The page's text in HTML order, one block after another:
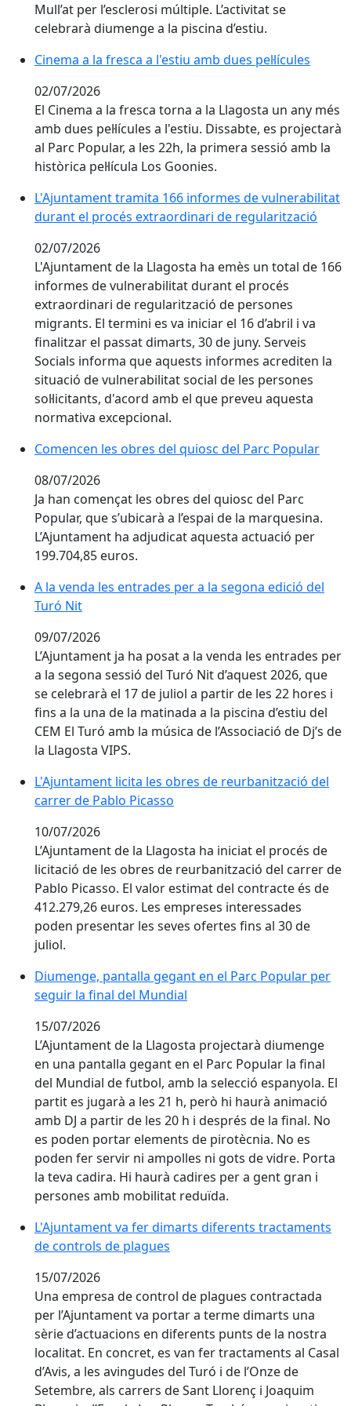
Mull’at per l’esclerosi múltiple. L’activitat se
celebrarà diumenge a la piscina d’estiu.
Cinema a la fresca a l'estiu amb dues pel·lícules
Cinema a la fresca a l'estiu amb dues pel·lícules
02/07/2026
El Cinema a la fresca torna a la Llagosta un any més
amb dues pel·lícules a l'estiu. Dissabte, es projectarà
al Parc Popular, a les 22h, la primera sessió amb la
històrica pel·lícula Los Goonies.
L'Ajuntament tramita 166 informes de vulnerabilitat
durant el procés extraordinari de regularització
02/07/2026
L'Ajuntament de la Llagosta ha emès un total de 166
informes de vulnerabilitat durant el procés
extraordinari de regularització de persones
migrants. El termini es va iniciar el 16 d’abril i va
finalitzar el passat dimarts, 30 de juny. Serveis
Socials informa que aquests informes acrediten la
situació de vulnerabilitat social de les persones
sol·licitants, d'acord amb el que preveu aquesta
normativa excepcional.
Comencen les obres del quiosc del Parc Popular
Comencen les obres del quiosc del Parc Popular
08/07/2026
Ja han començat les obres del quiosc del Parc
Popular, que s’ubicarà a l’espai de la marquesina.
L’Ajuntament ha adjudicat aquesta actuació per
199.704,85 euros.
A la venda les entrades per a la segona edició del
A la venda les entrades per a la segona edició del
Turó Nit
09/07/2026
L’Ajuntament ja ha posat a la venda les entrades per
a la segona sessió del Turó Nit d’aquest 2026, que
se celebrarà el 17 de juliol a partir de les 22 hores i
fins a la una de la matinada a la piscina d’estiu del
CEM El Turó amb la música de l’Associació de Dj’s de
la Llagosta VIPS.
L'Ajuntament licita les obres de reurbanització del
L'Ajuntament licita les obres de reurbanització del
carrer de Pablo Picasso
10/07/2026
L’Ajuntament de la Llagosta ha iniciat el procés de
licitació de les obres de reurbanització del carrer de
Pablo Picasso. El valor estimat del contracte és de
412.279,26 euros. Les empreses interessades
poden presentar les seves ofertes fins al 30 de
juliol.
Diumenge, pantalla gegant en el Parc Popular per
Diumenge, pantalla gegant en el Parc Popular per
seguir la final del Mundial
15/07/2026
L’Ajuntament de la Llagosta projectarà diumenge
en una pantalla gegant en el Parc Popular la final
del Mundial de futbol, amb la selecció espanyola. El
partit es jugarà a les 21 h, però hi haurà animació
amb DJ a partir de les 20 h i després de la final. No
es poden portar elements de pirotècnia. No es
poden fer servir ni ampolles ni gots de vidre. Porta
la teva cadira. Hi haurà cadires per a gent gran i
persones amb mobilitat reduïda.
L'Ajuntament va fer dimarts diferents tractaments
de controls de plagues
15/07/2026
Una empresa de control de plagues contractada
per l’Ajuntament va portar a terme dimarts una
sèrie d’actuacions en diferents punts de la nostra
localitat. En concret, es van fer tractaments al Casal
d’Avis, a les avingudes del Turó i de l’Onze de
Setembre, als carrers de Sant Llorenç i Joaquim